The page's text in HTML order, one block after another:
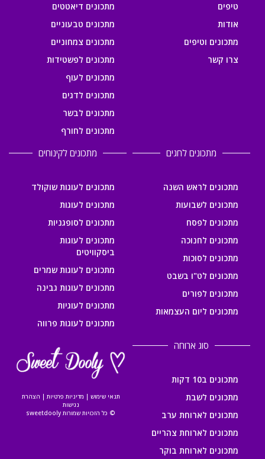
טיפים
אודות
מתכונים וטיפים
צרו קשר
מתכונים דיאטטים
מתכונים טבעוניים
מתכונים צמחוניים
מתכונים לפשטידות
מתכונים לעוף
מתכונים לדגים
מתכונים לבשר
מתכונים לחורף
מתכונים לחגים
מתכונים לראש השנה
מתכונים לשבועות
מתכונים לפסח
מתכונים לחנוכה
מתכונים לסוכות
מתכונים לט"ו בשבט
מתכונים לפורים
מתכונים ליום העצמאות
מתכונים לקינוחים
מתכונים לעוגות שוקולד
מתכונים לעוגות
מתכונים לסופגניות
מתכונים לעוגות
ביסקוויטים
מתכונים לעוגות שמרים
מתכונים לעוגות גבינה
מתכונים לעוגיות
מתכונים לעוגות פרווה
סוג ארוחה
מתכונים ב10 דקות
מתכונים לשבת
מתכונים לארוחת ערב
מתכונים לארוחת צהריים
מתכונים לארוחת בוקר
תנאי שימוש | מדיניות פרטיות | הצהרת
נגישות
© כל הזכויות שמורות sweetdooly